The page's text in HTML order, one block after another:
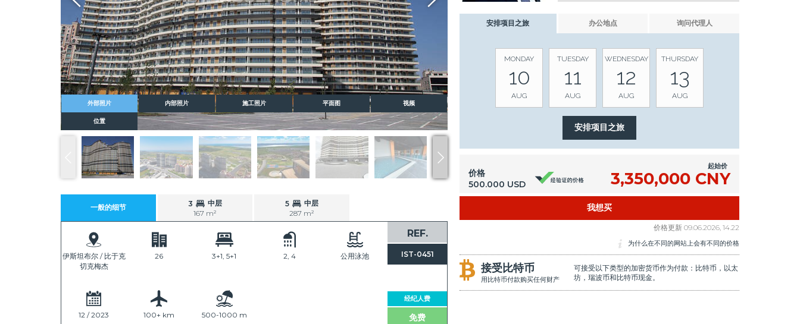
外部照片 内部照片 施工照片 平面图 视频
位置
一般的细节 3
中层
167 m²
5
中层
287 m²
REF.
IST-0451
经纪人费
免费
伊斯坦布尔 / 比于克
切克梅杰
26 3+1, 5+1 2, 4 公用泳池
12 / 2023 100+ km 500-1000 m
安排项目之旅 办公地点 询问代理人
MONDAY
10
AUG
TUESDAY
11
AUG
WEDNESDAY
12
AUG
THURSDAY
13
AUG
价格
500.000 USD
起始价
3,350,000 CNY
我想买
价格更新 09.06.2026, 14.22
为什么在不同的网站上会有不同的价格
接受比特币
用比特币付款购买任何财产
可接受以下类型的加密货币作为付款：比特币，以太
坊，瑞波币和比特币现金。